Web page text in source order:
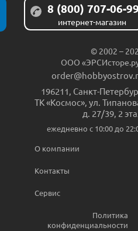
8 (800) 707-06-
интернет-магазин
© 2002 –
ООО
196211, Санкт-
ТК «Космос», ул.
д. 27/39, 2
ежедневно c 10:00 до
О компании
Контакты
Сервис
Политика
конфиденциальности